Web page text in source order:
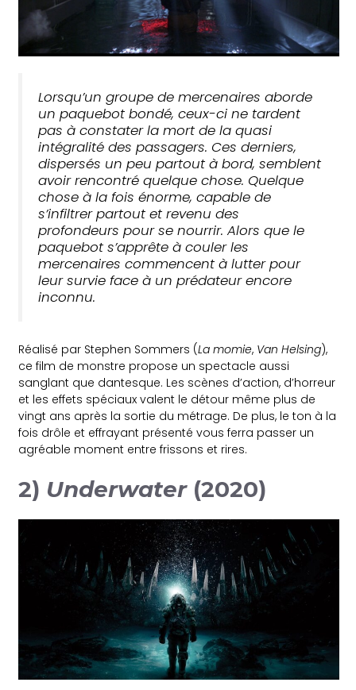
Lorsqu’un groupe de mercenaires aborde
un paquebot bondé, ceux-ci ne tardent
pas à constater la mort de la quasi
intégralité des passagers. Ces derniers,
dispersés un peu partout à bord, semblent
avoir rencontré quelque chose. Quelque
chose à la fois énorme, capable de
s’infiltrer partout et revenu des
profondeurs pour se nourrir. Alors que le
paquebot s’apprête à couler les
mercenaires commencent à lutter pour
leur survie face à un prédateur encore
inconnu.
Réalisé par Stephen Sommers (La momie, Van Helsing),
ce film de monstre propose un spectacle aussi
sanglant que dantesque. Les scènes d’action, d’horreur
et les effets spéciaux valent le détour même plus de
vingt ans après la sortie du métrage. De plus, le ton à la
fois drôle et effrayant présenté vous ferra passer un
agréable moment entre frissons et rires.
2) Underwater(2020)